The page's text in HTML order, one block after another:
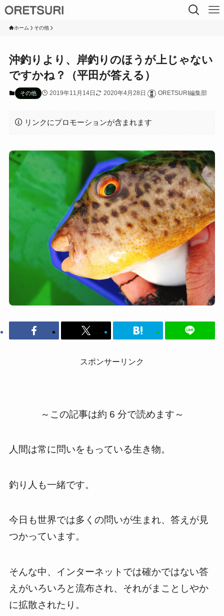
ホーム その他
沖釣りより、岸釣りのほうが上じゃない
ですかね？（平田が答える）
その他 2019年11月14日 2020年4月28日 ORETSURI編集部
リンクにプロモーションが含まれます
スポンサーリンク
～この記事は約 6 分で読めます～
人間は常に問いをもっている生き物。
釣り人も一緒です。
今日も世界では多くの問いが生まれ、答えが見
つかっています。
そんな中、インターネットでは確かではない答
えがいろいろと流布され、それがまことしやか
に拡散されたり。